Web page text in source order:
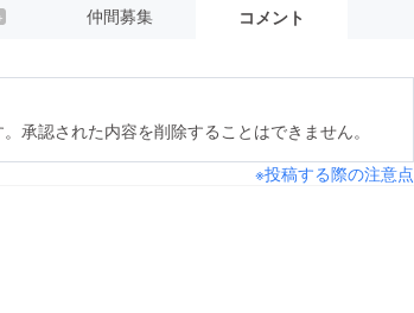
仲間募集 コメント
承認された内容を削除することはできません。
※投稿する際の注意点